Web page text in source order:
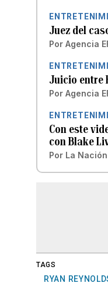
Juez del
Por Agencia
Juicio entre
Por Agencia
Con este
con Blake
Por La
TAGS
RYAN